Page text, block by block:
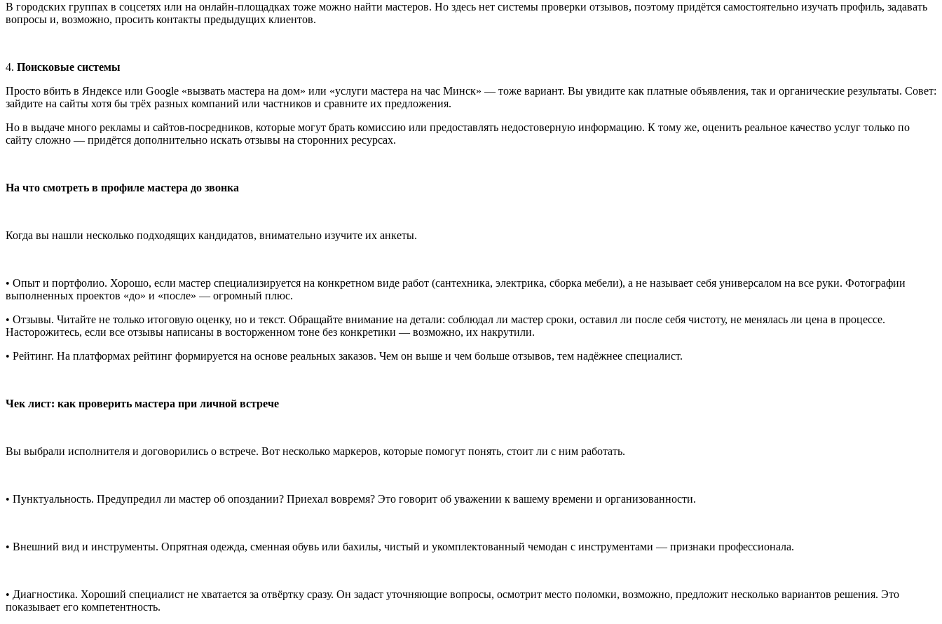
В городских группах в соцсетях или на онлайн-площадках тоже можно найти мастеров. Но здесь нет системы проверки отзывов, поэтому придётся самостоятельно изучать профиль, задавать
вопросы и, возможно, просить контакты предыдущих клиентов.
4. Поисковые системы
Просто вбить в Яндексе или Google «вызвать мастера на дом» или «услуги мастера на час Минск» — тоже вариант. Вы увидите как платные объявления, так и органические результаты. Совет:
зайдите на сайты хотя бы трёх разных компаний или частников и сравните их предложения.
Но в выдаче много рекламы и сайтов-посредников, которые могут брать комиссию или предоставлять недостоверную информацию. К тому же, оценить реальное качество услуг только по
сайту сложно — придётся дополнительно искать отзывы на сторонних ресурсах.
На что смотреть в профиле мастера до звонка
Когда вы нашли несколько подходящих кандидатов, внимательно изучите их анкеты.
• Опыт и портфолио. Хорошо, если мастер специализируется на конкретном виде работ (сантехника, электрика, сборка мебели), а не называет себя универсалом на все руки. Фотографии
выполненных проектов «до» и «после» — огромный плюс.
• Отзывы. Читайте не только итоговую оценку, но и текст. Обращайте внимание на детали: соблюдал ли мастер сроки, оставил ли после себя чистоту, не менялась ли цена в процессе.
Насторожитесь, если все отзывы написаны в восторженном тоне без конкретики — возможно, их накрутили.
• Рейтинг. На платформах рейтинг формируется на основе реальных заказов. Чем он выше и чем больше отзывов, тем надёжнее специалист.
Чек лист: как проверить мастера при личной встрече
Вы выбрали исполнителя и договорились о встрече. Вот несколько маркеров, которые помогут понять, стоит ли с ним работать.
• Пунктуальность. Предупредил ли мастер об опоздании? Приехал вовремя? Это говорит об уважении к вашему времени и организованности.
• Внешний вид и инструменты. Опрятная одежда, сменная обувь или бахилы, чистый и укомплектованный чемодан с инструментами — признаки профессионала.
• Диагностика. Хороший специалист не хватается за отвёртку сразу. Он задаст уточняющие вопросы, осмотрит место поломки, возможно, предложит несколько вариантов решения. Это
показывает его компетентность.